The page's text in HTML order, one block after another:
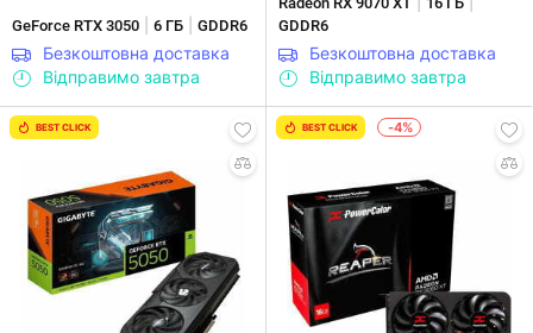
GeForce RTX 3050 6 ГБ GDDR6
Безкоштовна доставка
Відправимо завтра
GDDR6
Безкоштовна доставка
Відправимо завтра
BEST CLICK BEST CLICK -4%